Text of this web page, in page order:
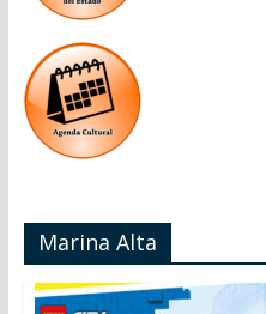
Marina Alta